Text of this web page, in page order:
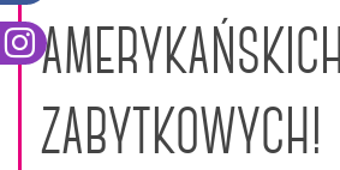
AMERYKAŃSKICH I
ZABYTKOWYCH!